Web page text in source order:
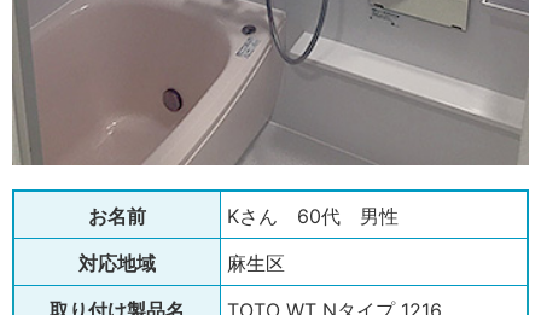
お名前
Kさん 60代 男性
対応地域
麻生区